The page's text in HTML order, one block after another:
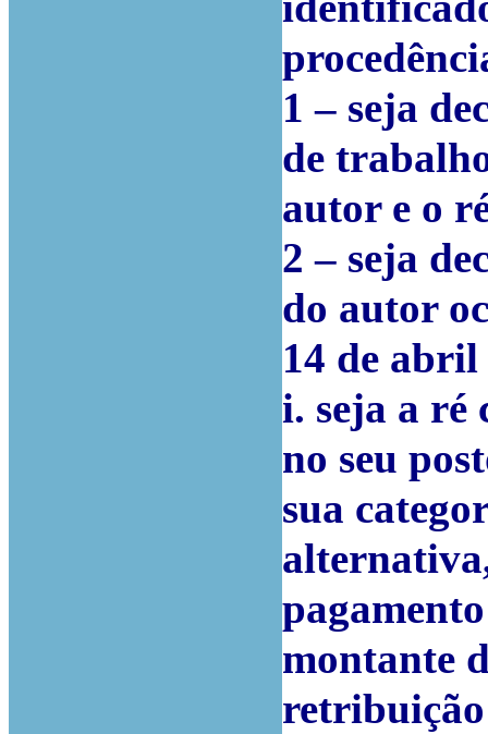
1 – seja
de
autor e o
2 – seja
do autor
14 de abril
i. seja a ré
no seu
sua
montante